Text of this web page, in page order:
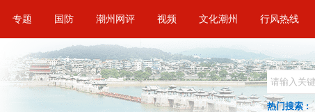
专题 国防 潮州网评 视频 文化潮州 行风热线
热门搜索 :